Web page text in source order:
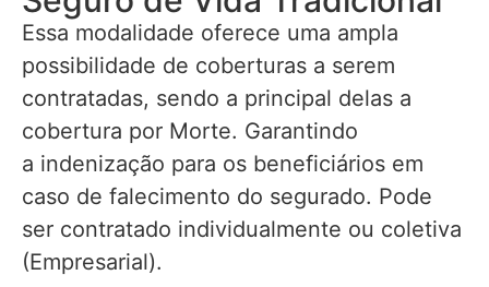
Essa modalidade oferece uma ampla
possibilidade de coberturas a serem
contratadas, sendo a principal delas a
cobertura por Morte. Garantindo
a indenização para os beneficiários em
caso de falecimento do segurado. Pode
ser contratado individualmente ou coletiva
(Empresarial).